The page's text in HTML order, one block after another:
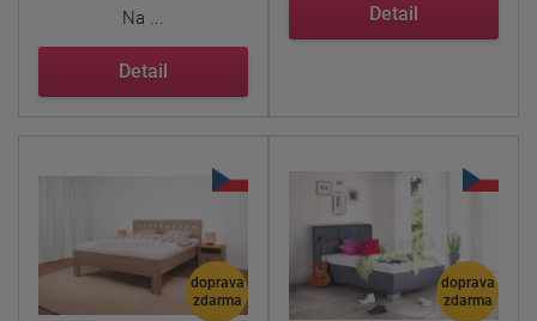
Na ...
Detail
Detail
doprava
zdarma
doprava
zdarma